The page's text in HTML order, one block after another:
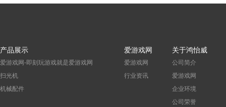
产品展示
爱游戏网-即刻玩游戏就是爱游戏网
扫光机
机械配件
爱游戏网
爱游戏网
行业资讯
关于鸿怡威
公司简介
爱游戏网
企业环境
公司荣誉